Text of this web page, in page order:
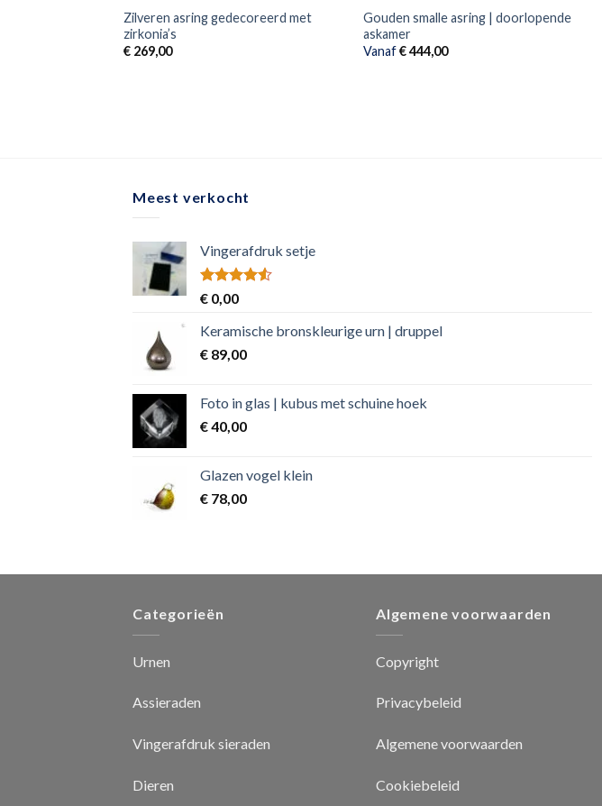
Zilveren asring gedecoreerd met
zirkonia’s
€269,00
Gouden smalle asring | doorlopende
askamer
Vanaf€444,00
Meest verkocht
Vingerafdruk setje
Rated
4.50
of 5
€ 0,00
Keramische bronskleurige urn | druppel
€ 89,00
Foto in glas | kubus met schuine hoek
€40,00
Glazen vogel klein
€ 78,00
Categorieën
Urnen
Assieraden
Vingerafdruk sieraden
Dieren
Algemene voorwaarden
Copyright
Privacybeleid
Algemene voorwaarden
Cookiebeleid